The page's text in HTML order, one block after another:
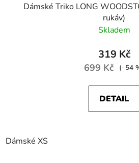
Dámské Triko LONG
rukáv)
Skladem
319 Kč
699 Kč (–54
DETAIL
Dámské XS